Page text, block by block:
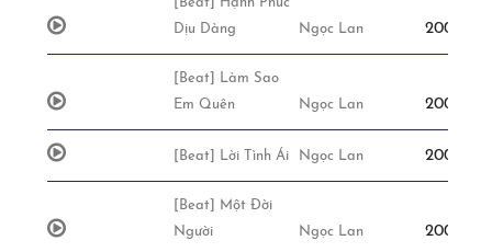
Dịu Dàng
Ngọc Lan
[Beat] Làm Sao
Em Quên
Ngọc Lan
[Beat] Lời Tình Ái Ngọc Lan
[Beat] Một Đời
Người
Ngọc Lan